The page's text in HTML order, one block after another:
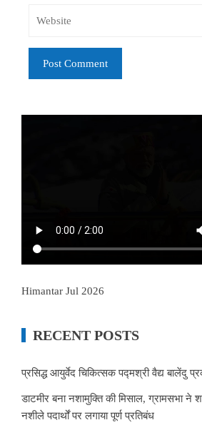
Himantar Jul 2026
RECENT POSTS
प्रसिद्ध आयुर्वेद चिकित्सक पद्मश्री वैद्य बालेंदु
डाटमीर बना नशामुक्ति की मिसाल, ग्रामसभा
नशीले पदार्थों पर लगाया पूर्ण प्रतिबंध